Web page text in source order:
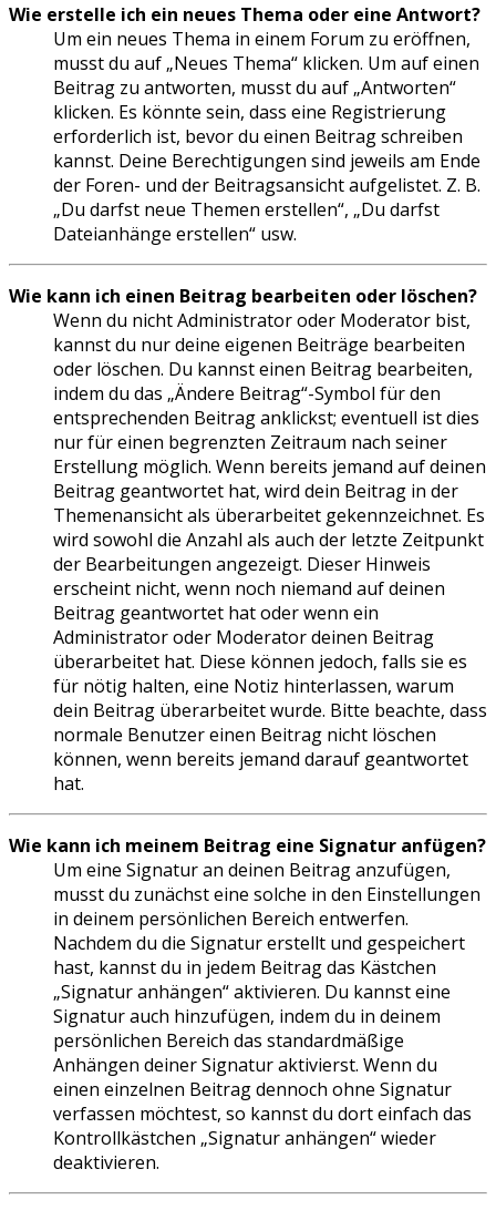
Wie erstelle ich ein neues Thema oder eine Antwort?
Um ein neues Thema in einem Forum zu eröffnen,
musst du auf „Neues Thema“ klicken. Um auf einen
Beitrag zu antworten, musst du auf „Antworten“
klicken. Es könnte sein, dass eine Registrierung
erforderlich ist, bevor du einen Beitrag schreiben
kannst. Deine Berechtigungen sind jeweils am Ende
der Foren- und der Beitragsansicht aufgelistet. Z. B.
„Du darfst neue Themen erstellen“, „Du darfst
Dateianhänge erstellen“ usw.
Wie kann ich einen Beitrag bearbeiten oder löschen?
Wenn du nicht Administrator oder Moderator bist,
kannst du nur deine eigenen Beiträge bearbeiten
oder löschen. Du kannst einen Beitrag bearbeiten,
indem du das „Ändere Beitrag“-Symbol für den
entsprechenden Beitrag anklickst; eventuell ist dies
nur für einen begrenzten Zeitraum nach seiner
Erstellung möglich. Wenn bereits jemand auf deinen
Beitrag geantwortet hat, wird dein Beitrag in der
Themenansicht als überarbeitet gekennzeichnet. Es
wird sowohl die Anzahl als auch der letzte Zeitpunkt
der Bearbeitungen angezeigt. Dieser Hinweis
erscheint nicht, wenn noch niemand auf deinen
Beitrag geantwortet hat oder wenn ein
Administrator oder Moderator deinen Beitrag
überarbeitet hat. Diese können jedoch, falls sie es
für nötig halten, eine Notiz hinterlassen, warum
dein Beitrag überarbeitet wurde. Bitte beachte, dass
normale Benutzer einen Beitrag nicht löschen
können, wenn bereits jemand darauf geantwortet
hat.
Wie kann ich meinem Beitrag eine Signatur anfügen?
Um eine Signatur an deinen Beitrag anzufügen,
musst du zunächst eine solche in den Einstellungen
in deinem persönlichen Bereich entwerfen.
Nachdem du die Signatur erstellt und gespeichert
hast, kannst du in jedem Beitrag das Kästchen
„Signatur anhängen“ aktivieren. Du kannst eine
Signatur auch hinzufügen, indem du in deinem
persönlichen Bereich das standardmäßige
Anhängen deiner Signatur aktivierst. Wenn du
einen einzelnen Beitrag dennoch ohne Signatur
verfassen möchtest, so kannst du dort einfach das
Kontrollkästchen „Signatur anhängen“ wieder
deaktivieren.